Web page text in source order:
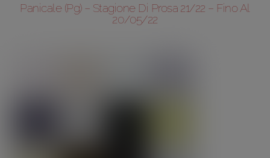
Panicale (Pg) – Stagione Di Prosa 21/22 – Fino Al
20/05/22